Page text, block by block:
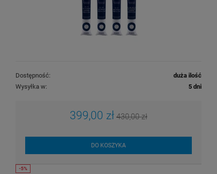
Dostępność:
duża ilość
Wysyłka w:
5 dni
399,00 zł 430,00 zł
DO KOSZYKA